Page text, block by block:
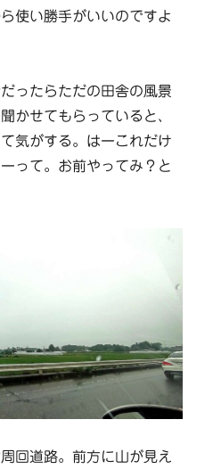
使い勝手がいいのですよ
ったらただの田舎の風景
かせてもらっていると、
気がする。はーこれだけ
って。お前やってみ？と
回道路。前方に山が見え